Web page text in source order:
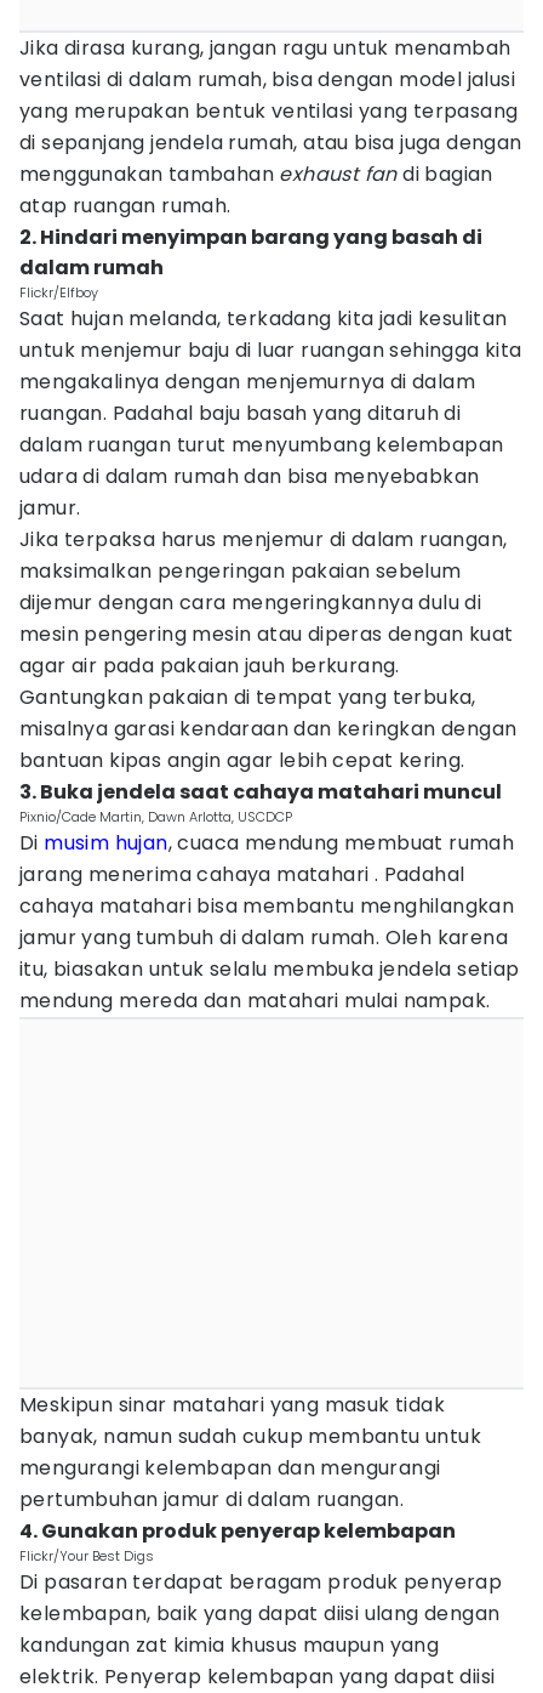
Jika dirasa kurang, jangan ragu untuk menambah
ventilasi di dalam rumah, bisa dengan model jalusi
yang merupakan bentuk ventilasi yang terpasang
di sepanjang jendela rumah, atau bisa juga dengan
menggunakan tambahan exhaust fandi bagian
atap ruangan rumah.
2. Hindari menyimpan barang yang basah di
dalam rumah
Flickr/Elfboy
Saat hujan melanda, terkadang kita jadi kesulitan
untuk menjemur baju di luar ruangan sehingga kita
mengakalinya dengan menjemurnya di dalam
ruangan. Padahal baju basah yang ditaruh di
dalam ruangan turut menyumbang kelembapan
udara di dalam rumah dan bisa menyebabkan
jamur.
Jika terpaksa harus menjemur di dalam ruangan,
maksimalkan pengeringan pakaian sebelum
dijemur dengan cara mengeringkannya dulu di
mesin pengering mesin atau diperas dengan kuat
agar air pada pakaian jauh berkurang.
Gantungkan pakaian di tempat yang terbuka,
misalnya garasi kendaraan dan keringkan dengan
bantuan kipas angin agar lebih cepat kering.
3. Buka jendela saat cahaya matahari muncul
Pixnio/Cade Martin, Dawn Arlotta, USCDCP
Di musim hujan, cuaca mendung membuat rumah
jarang menerima cahaya matahari . Padahal
cahaya matahari bisa membantu menghilangkan
jamur yang tumbuh di dalam rumah. Oleh karena
itu, biasakan untuk selalu membuka jendela setiap
mendung mereda dan matahari mulai nampak.
Meskipun sinar matahari yang masuk tidak
banyak, namun sudah cukup membantu untuk
mengurangi kelembapan dan mengurangi
pertumbuhan jamur di dalam ruangan.
4. Gunakan produk penyerap kelembapan
Flickr/Your Best Digs
Di pasaran terdapat beragam produk penyerap
kelembapan, baik yang dapat diisi ulang dengan
kandungan zat kimia khusus maupun yang
elektrik. Penyerap kelembapan yang dapat diisi